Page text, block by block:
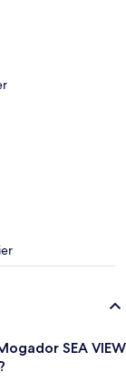
SEA VIEW